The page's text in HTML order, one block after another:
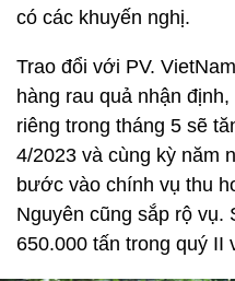
có các khuyến nghị.
Trao đổi với PV.
hàng rau quả nhận
riêng trong tháng 5 sẽ
4/2023 và cùng kỳ năm
bước vào chính vụ thu
Nguyên cũng sắp rộ
650.000 tấn trong quý II